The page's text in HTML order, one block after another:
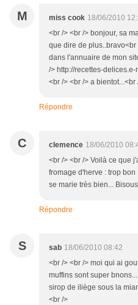
M miss cook 18/06/2010
<br /> <br /> bonjour, sa
que dire de plus..bravo<br
dans l'annuaire de mon
/> http://recettes-
<br /> <br /> a bientot...<br
Répondre
C clemence 18/06/2010
<br /> <br /> Voilà ce que
fromage d'herve : trop
se marie très bien...
Répondre
S sab 18/06/2010 08:42
<br /> <br /> moi qui ai
muffins sont super
sirop de iliège sous la
<br />